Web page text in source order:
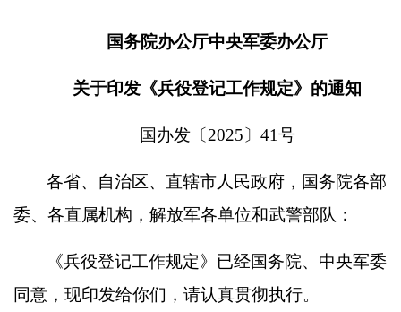
国务院办公厅中央军委办公厅
关于印发《兵役登记工作规定》的通知
国办发〔 2025〕41号
各省、自治区、直辖市人民政府，国务院各部
委、各直属机构，解放军各单位和武警部队：
《兵役登记工作规定》已经国务院、中央军委
同意，现印发给你们，请认真贯彻执行。